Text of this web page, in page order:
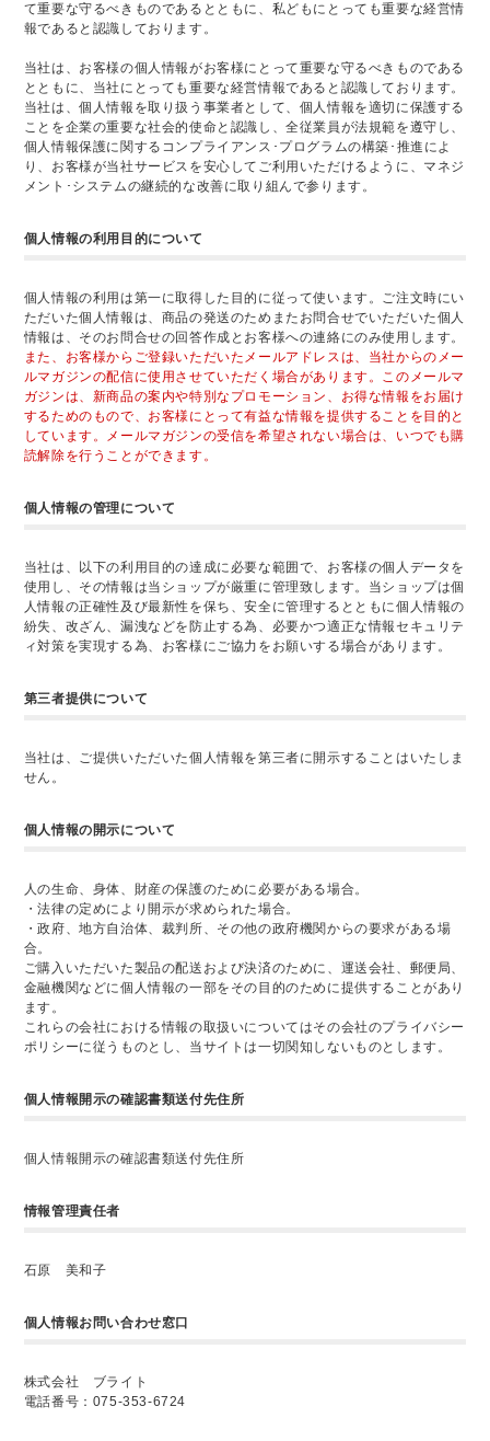
て重要な守るべきものであるとともに、私どもにとっても重要な経営情
報であると認識しております。
当社は、お客様の個人情報がお客様にとって重要な守るべきものである
とともに、当社にとっても重要な経営情報であると認識しております。
当社は、個人情報を取り扱う事業者として、個人情報を適切に保護する
ことを企業の重要な社会的使命と認識し、全従業員が法規範を遵守し、
個人情報保護に関するコンプライアンス･プログラムの構築･推進によ
り、お客様が当社サービスを安心してご利用いただけるように、マネジ
メント･システムの継続的な改善に取り組んで参ります。
個人情報の利用目的について
個人情報の利用は第一に取得した目的に従って使います。ご注文時にい
ただいた個人情報は、商品の発送のためまたお問合せでいただいた個人
情報は、そのお問合せの回答作成とお客様への連絡にのみ使用します。
また、お客様からご登録いただいたメールアドレスは、当社からのメー
ルマガジンの配信に使用させていただく場合があります。このメールマ
ガジンは、新商品の案内や特別なプロモーション、お得な情報をお届け
するためのもので、お客様にとって有益な情報を提供することを目的と
しています。メールマガジンの受信を希望されない場合は、いつでも購
読解除を行うことができます。
個人情報の管理について
当社は、以下の利用目的の達成に必要な範囲で、お客様の個人データを
使用し、その情報は当ショップが厳重に管理致します。当ショップは個
人情報の正確性及び最新性を保ち、安全に管理するとともに個人情報の
紛失、改ざん、漏洩などを防止する為、必要かつ適正な情報セキュリテ
ィ対策を実現する為、お客様にご協力をお願いする場合があります。
第三者提供について
当社は、ご提供いただいた個人情報を第三者に開示することはいたしま
せん。
個人情報の開示について
人の生命、身体、財産の保護のために必要がある場合。
・法律の定めにより開示が求められた場合。
・政府、地方自治体、裁判所、その他の政府機関からの要求がある場
合。
ご購入いただいた製品の配送および決済のために、運送会社、郵便局、
金融機関などに個人情報の一部をその目的のために提供することがあり
ます。
これらの会社における情報の取扱いについてはその会社のプライバシー
ポリシーに従うものとし、当サイトは一切関知しないものとします。
個人情報開示の確認書類送付先住所
個人情報開示の確認書類送付先住所
情報管理責任者
石原 美和子
個人情報お問い合わせ窓口
株式会社 ブライト
電話番号：075-353-6724